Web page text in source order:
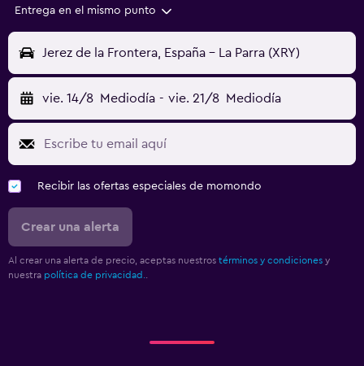
Entrega en el mismo punto
Jerez de la Frontera, España - La Parra (XRY)
vie. 14/8 Mediodía - vie. 21/8 Mediodía
Recibir las ofertas especiales de momondo
Crear una alerta
Al crear una alerta de precio, aceptas nuestros términos y condiciones y
nuestra política de privacidad..